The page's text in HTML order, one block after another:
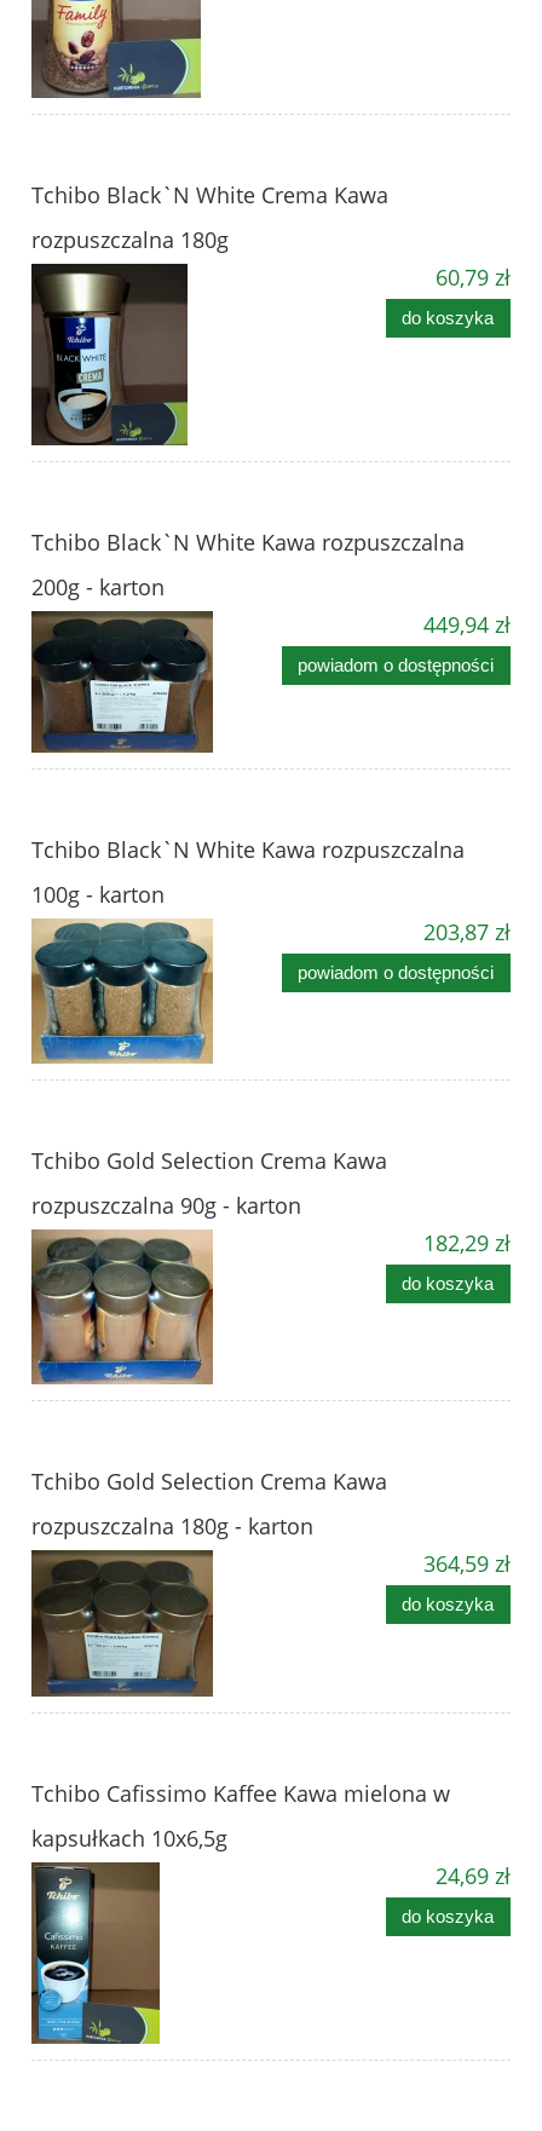
Tchibo Black`N White Crema Kawa
rozpuszczalna 180g
60,79 zł
do koszyka
Tchibo Black`N White Kawa rozpuszczalna
200g - karton
449,94 zł
powiadom o dostępności
Tchibo Black`N White Kawa rozpuszczalna
100g - karton
203,87 zł
powiadom o dostępności
Tchibo Gold Selection Crema Kawa
rozpuszczalna 90g - karton
182,29 zł
do koszyka
Tchibo Gold Selection Crema Kawa
rozpuszczalna 180g - karton
364,59 zł
do koszyka
Tchibo Cafissimo Kaffee Kawa mielona w
kapsułkach 10x6,5g
24,69 zł
do koszyka